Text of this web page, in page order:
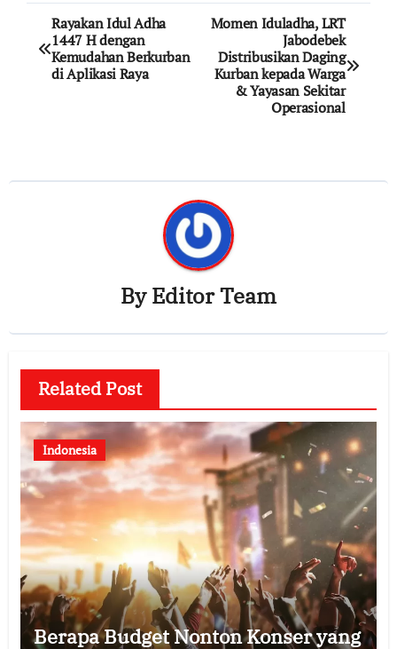
Post
navigation
Rayakan Idul Adha
1447 H dengan
Kemudahan Berkurban
di Aplikasi Raya
Momen Iduladha, LRT
Jabodebek
Distribusikan Daging
Kurban kepada Warga
& Yayasan Sekitar
Operasional
ByEditor Team
Related Post
Indonesia
Berapa Budget Nonton Konser yang